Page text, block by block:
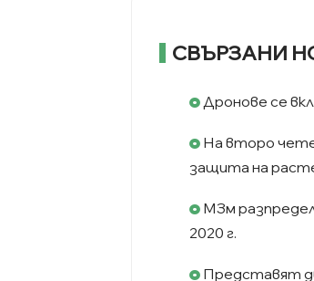
СВЪРЗАНИ
Дронове се
На второ
защита на
МЗм
2020 г.
Представят